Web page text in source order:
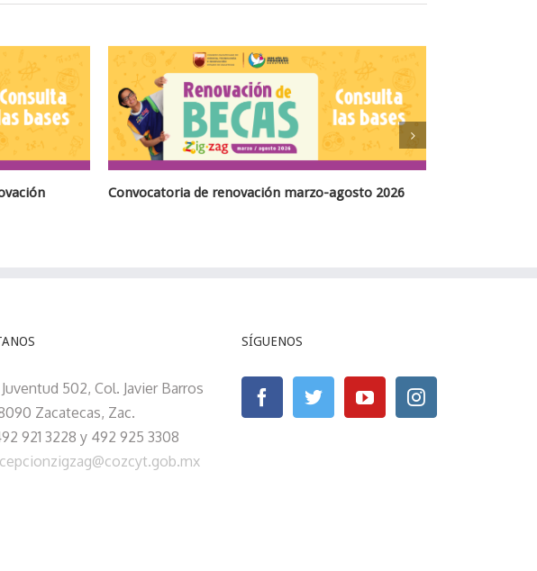
de renovación marzo-agosto 2026 Convocatoria de becas marzo agosto
502, Col. Javier Barros
Zacatecas, Zac.
921 3228 y 492 925 3308
SÍGUENOS